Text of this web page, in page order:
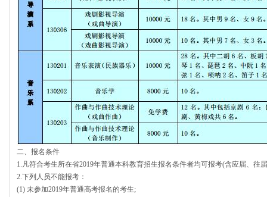
二、报名条件
1.凡符合考生所在省2019年普通本科教育招生报名条件者均可报考(含应届、往
2.下列人员不能报考：
(1) 未参加2019年普通高考报名的考生;